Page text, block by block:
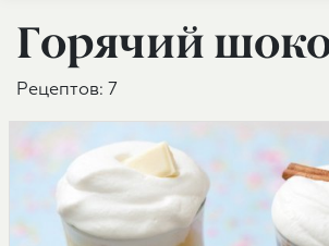
Горячий
Рецептов: 7